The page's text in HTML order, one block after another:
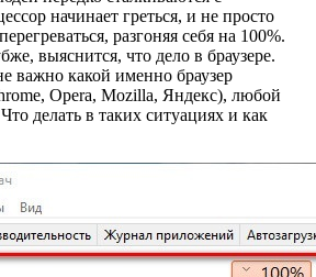
начинает греться, и не просто
разгоняя себя на 100%.
выяснится, что дело в браузере.
важно какой именно браузер
Opera, Mozilla, Яндекс), любой
делать в таких ситуациях и как